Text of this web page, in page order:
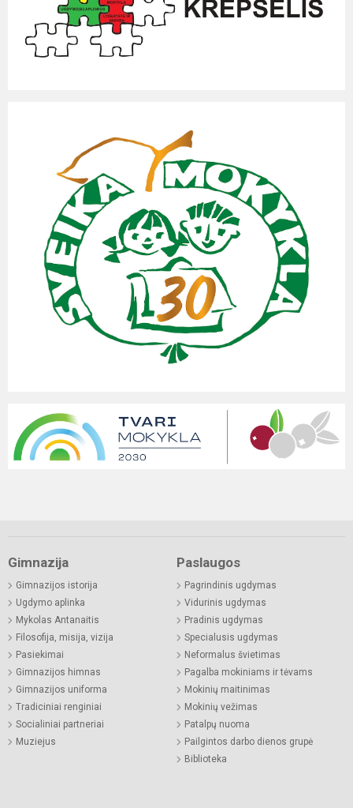
Gimnazija
Gimnazijos istorija
Ugdymo aplinka
Mykolas Antanaitis
Filosofija, misija, vizija
Pasiekimai
Gimnazijos himnas
Gimnazijos uniforma
Tradiciniai renginiai
Socialiniai partneriai
Muziejus
Paslaugos
Pagrindinis ugdymas
Vidurinis ugdymas
Pradinis ugdymas
Specialusis ugdymas
Neformalus švietimas
Pagalba mokiniams ir tėvams
Mokinių maitinimas
Mokinių vežimas
Patalpų nuoma
Pailgintos darbo dienos grupė
Biblioteka